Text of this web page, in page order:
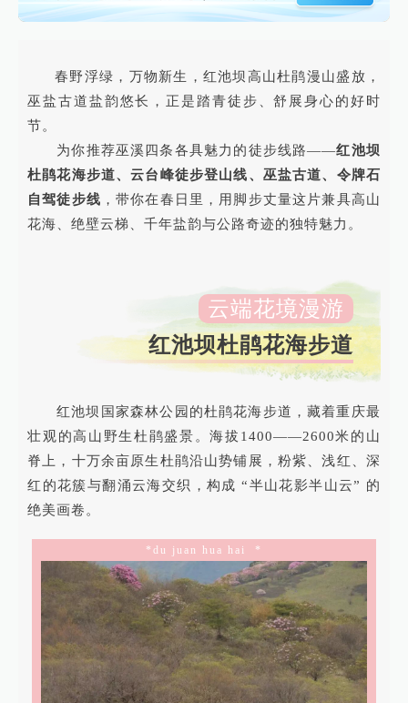
春野浮绿，万物新生，红池坝高山杜鹃漫山盛放，
巫盐古道盐韵悠长，正是踏青徒步、舒展身心的好时
节。
为你推荐巫溪四条各具魅力的徒步线路——红池坝
杜鹃花海步道、云台峰徒步登山线、巫盐古道、令牌石
自驾徒步线 ，带你在春日里，用脚步丈量这片兼具高山
花海、绝壁云梯、千年盐韵与公路奇迹的独特魅力。
云端花境漫游
红池坝杜鹃花海步道
红池坝国家森林公园的杜鹃花海步道，藏着重庆最
壮观的高山野生杜鹃盛景。海拔1400——2600米的山
脊上，十万余亩原生杜鹃沿山势铺展，粉紫、浅红、深
红的花簇与翻涌云海交织，构成 “半山花影半山云” 的
绝美画卷。
*du juan hua hai *